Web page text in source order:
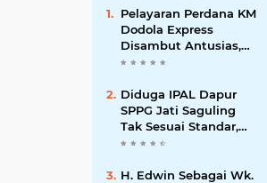
Pelayaran Perdana KM
Dodola Express
Disambut Antusias,
Baling-Baling Segera
Diduga IPAL Dapur
SPPG Jati Saguling
Tak Sesuai Standar,
Warga Keluhkan
Mengalir ke Sungai
H. Edwin Sebagai Wk.